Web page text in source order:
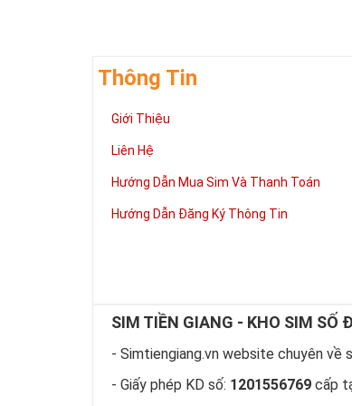
Thông Tin
Giới Thiệu
Liên Hệ
Hướng Dẫn Mua Sim Và Thanh Toán
Hướng Dẫn Đăng Ký Thông Tin
SIM TIỀN GIANG - KHO SIM SỐ
- Simtiengiang.vn website chuyên về
- Giấy phép KD số: 1201556769 cấp